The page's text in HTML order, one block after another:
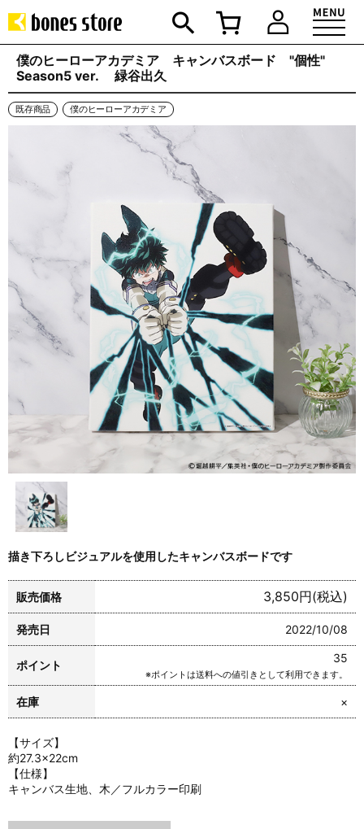
僕のヒーローアカデミア キャンバスボード "個性"
Season5 ver. 緑谷出久
既存商品 僕のヒーローアカデミア
描き下ろしビジュアルを使用したキャンバスボードです
販売価格 3,850円(税込)
発売日 2022/10/08
ポイント
35
※ポイントは送料への値引きとして利用できます。
在庫 ×
【サイズ】
約27.3×22cm
【仕様】
キャンバス生地、木／フルカラー印刷